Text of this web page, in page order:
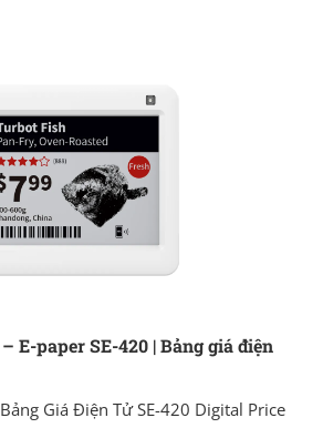
E-paper SE-420 | Bảng giá điện
Giá Điện Tử SE-420 Digital Price